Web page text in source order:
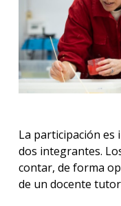
La participación es
dos integrantes.
contar, de forma
de un docente